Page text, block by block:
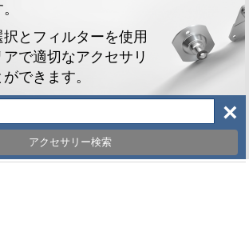
とフィルターを使用
で適切なアクセサリ
できます。
アクセサリー検索
×